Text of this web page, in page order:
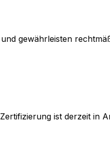
gewährleisten
ist derzeit in